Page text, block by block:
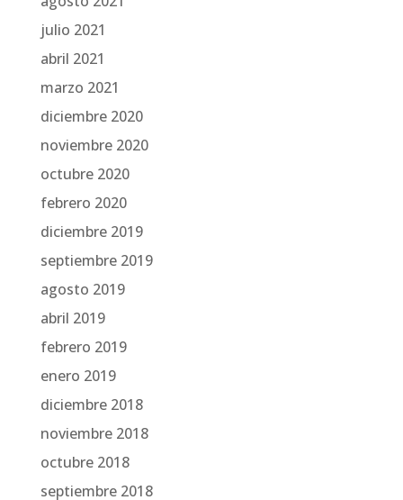
julio 2021
abril 2021
marzo 2021
diciembre 2020
noviembre 2020
octubre 2020
febrero 2020
diciembre 2019
septiembre 2019
agosto 2019
abril 2019
febrero 2019
enero 2019
diciembre 2018
noviembre 2018
octubre 2018
septiembre 2018